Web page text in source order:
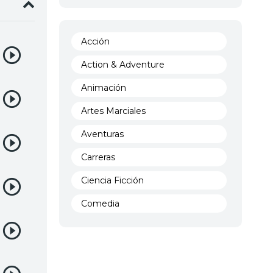
Acción
Action & Adventure
Animación
Artes Marciales
Aventuras
Carreras
Ciencia Ficción
Comedia